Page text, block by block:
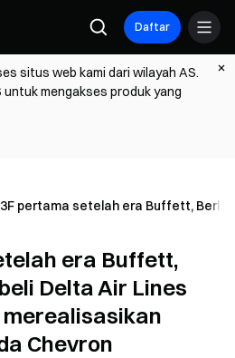
Daftar
situs web kami dari wilayah AS.
mengakses produk yang
pertama setelah era Buffett,
era Buffett,
Delta Air Lines
merealisasikan
Chevron